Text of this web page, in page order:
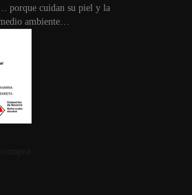
porque cuidan su piel y la
ambiente…